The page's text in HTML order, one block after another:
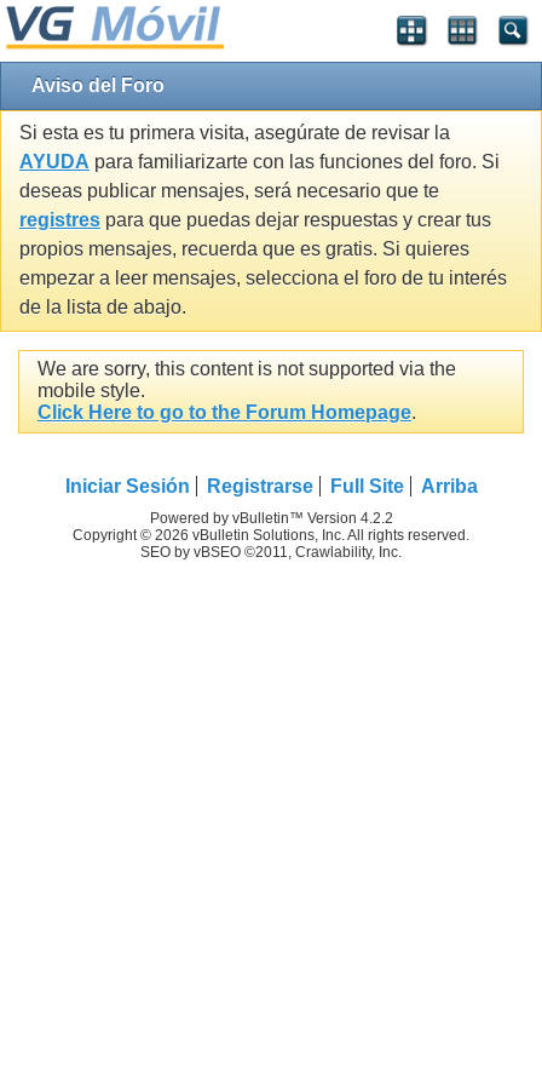
Aviso del Foro
Si esta es tu primera visita, asegúrate de revisar la
AYUDA para familiarizarte con las funciones del foro. Si
deseas publicar mensajes, será necesario que te
registres para que puedas dejar respuestas y crear tus
propios mensajes, recuerda que es gratis. Si quieres
empezar a leer mensajes, selecciona el foro de tu interés
de la lista de abajo.
We are sorry, this content is not supported via the
mobile style.
Click Here to go to the Forum Homepage.
Iniciar Sesión Registrarse Full Site Arriba
Powered by vBulletin™ Version 4.2.2
Copyright © 2026 vBulletin Solutions, Inc. All rights reserved.
SEO by vBSEO ©2011, Crawlability, Inc.